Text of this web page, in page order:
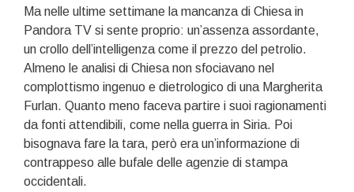
Ma nelle ultime settimane la mancanza di Chiesa in
Pandora TV si sente proprio: un’assenza assordante,
un crollo dell’intelligenza come il prezzo del petrolio.
Almeno le analisi di Chiesa non sfociavano nel
complottismo ingenuo e dietrologico di una Margherita
Furlan. Quanto meno faceva partire i suoi ragionamenti
da fonti attendibili, come nella guerra in Siria. Poi
bisognava fare la tara, però era un’informazione di
contrappeso alle bufale delle agenzie di stampa
occidentali.